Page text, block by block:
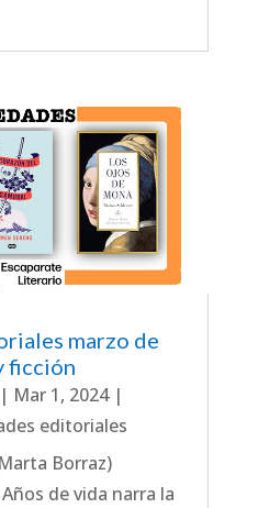
marzo de
ficción
| Mar 1, 2024|
editoriales
Borraz)
de vida narra la